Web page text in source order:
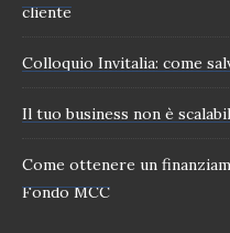
cliente
Colloquio Invitalia: come
Il tuo business non è
Come ottenere un
Fondo MCC